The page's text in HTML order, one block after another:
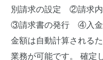
別請求の設定 ②請求
③請求書の発行 ④入
金額は自動計算される
業務が可能です。
確定